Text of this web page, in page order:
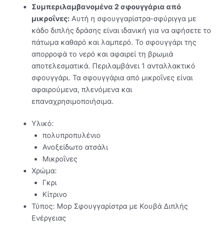
Συμπεριλαμβανομένα 2 σφουγγάρια από
μικροΐνες:Αυτή η σφουγγαρίστρα-σφύριγγα με
κάδο διπλής δράσης είναι ιδανική για να αφήσετε το
πάτωμα καθαρό και λαμπερό. Το σφουγγάρι της
απορροφά το νερό και αφαιρεί τη βρωμιά
αποτελεσματικά. Περιλαμβάνει 1 ανταλλακτικό
σφουγγάρι. Τα σφουγγάρια από μικροΐνες είναι
αφαιρούμενα, πλενόμενα και
επαναχρησιμοποιήσιμα.
Υλικό:
πολυπροπυλένιο
Ανοξείδωτο ατσάλι
Μικροΐνες
Χρώμα:
Γκρι
Κίτρινο
Τύπος: Mop Σφουγγαρίστρα με Κουβά Διπλής
Ενέργειας